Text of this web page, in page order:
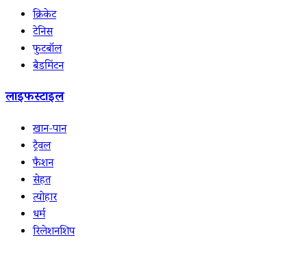
क्रिकेट
टेनिस
फुटबॉल
बैडमिंटन
लाइफस्टाइल
खान-पान
ट्रैवल
फैशन
सेहत
त्योहार
धर्म
रिलेशनशिप